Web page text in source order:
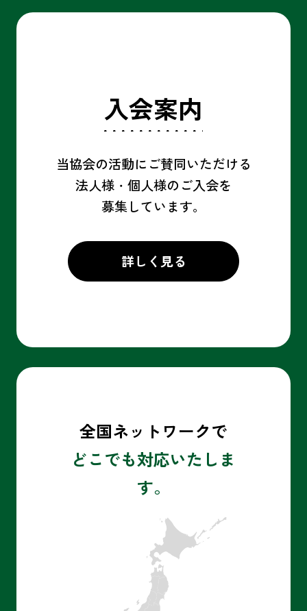
入会案内
当協会の活動にご賛同いただける
法人様・個人様の ご入会を
募集しています。
詳しく見る
全国ネットワークで
どこでも対応いたしま
す。